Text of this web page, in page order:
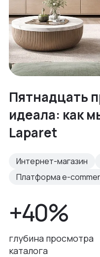
Пятнадцать
идеала: как
Laparet
Интернет-магазин
Платформа e-
+40%
глубина просмотра
каталога